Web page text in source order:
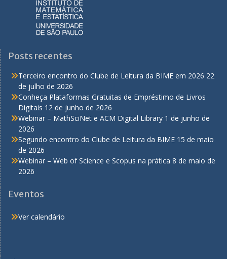
Posts recentes
Terceiro encontro do Clube de Leitura da BIME em 2026 22
de julho de 2026
Conheça Plataformas Gratuitas de Empréstimo de Livros
Digitais 12 de junho de 2026
Webinar – MathSciNet e ACM Digital Library 1 de junho de
2026
Segundo encontro do Clube de Leitura da BIME 15 de maio
de 2026
Webinar – Web of Science e Scopus na prática 8 de maio de
2026
Eventos
Ver calendário